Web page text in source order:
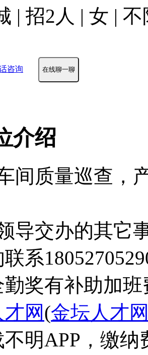
| 招2人 | 女 |
咨询 在线聊一聊
介绍
间质量巡查，
导交办的其它
系
勤奖有补助加班
网(金坛人才
明APP，缴